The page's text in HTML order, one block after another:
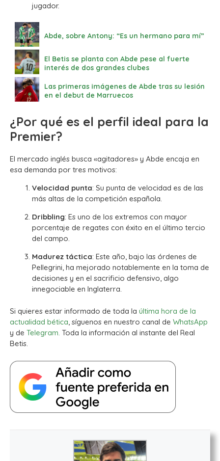
jugador.
Abde, sobre Antony: “Es un hermano para mí”
El Betis se planta con Abde pese al fuerte
interés de dos grandes clubes
Las primeras imágenes de Abde tras su lesión
en el debut de Marruecos
¿Por qué es el perfil ideal para la
Premier?
El mercado inglés busca «agitadores» y Abde encaja en
esa demanda por tres motivos:
Velocidad punta: Su punta de velocidad es de las
más altas de la competición española.
Dribbling: Es uno de los extremos con mayor
porcentaje de regates con éxito en el último tercio
del campo.
Madurez táctica: Este año, bajo las órdenes de
Pellegrini, ha mejorado notablemente en la toma de
decisiones y en el sacrificio defensivo, algo
innegociable en Inglaterra.
Si quieres estar informado de toda la última hora de la
actualidad bética, síguenos en nuestro canal de WhatsApp
y de Telegram. Toda la información al instante del Real
Betis.